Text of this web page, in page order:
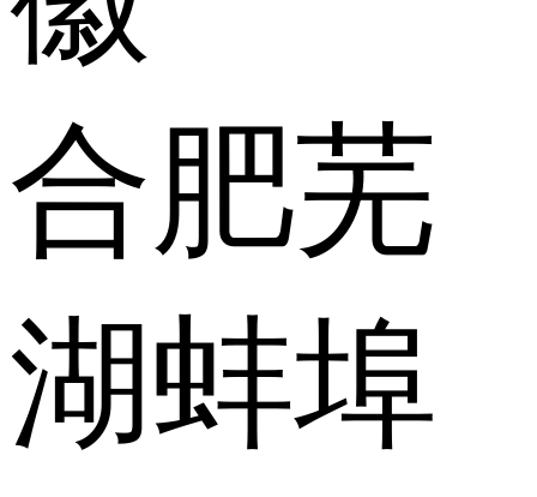
合肥芜
湖蚌埠